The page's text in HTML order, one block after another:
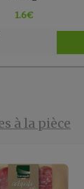
1.6€
à la pièce